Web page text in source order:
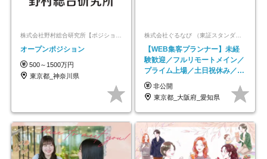
オープンポジション
500～1500万円
東京都_神奈川県
株式会社ぐるなび （東証スタンダード上場）
【WEB集客プランナー】未経
験歓迎／フルリモートメイン／
プライム上場／土日祝休み／東
京・大阪・名古屋
非公開
東京都_大阪府_愛知県